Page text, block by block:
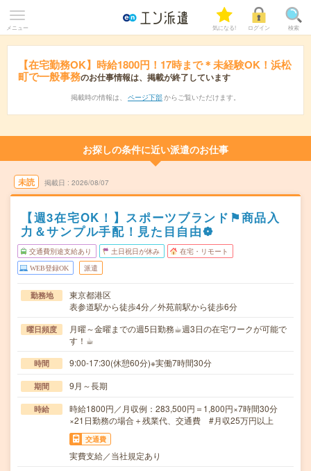
メニュー 気になる! ログイン 検索
【在宅勤務OK】時給1800円！17時まで＊未経験OK！浜松
町で一般事務のお仕事情報は、掲載が終了しています
掲載時の情報は、 ページ下部 からご覧いただけます。
お探しの条件に近い派遣のお仕事
未読 掲載日 2026/08/07
【週3在宅OK！】スポーツブランド⚑商品入
力＆サンプル手配！見た目自由❁
交通費別途支給あり 土日祝日が休み 在宅・リモート
WEB登録OK 派遣
勤務地
東京都港区
表参道駅から徒歩4分／外苑前駅から徒歩6分
曜日頻度
月曜～金曜までの週5日勤務☕︎週3日の在宅ワークが可能で
す！☕︎
時間 9:00-17:30(休憩60分)※実働7時間30分
期間 9月～長期
時給
時給1800円／月収例：283,500円＝1,800円×7時間30分
×21日勤務の場合＋残業代、交通費 #月収25万円以上
交通費
実費支給／当社規定あり